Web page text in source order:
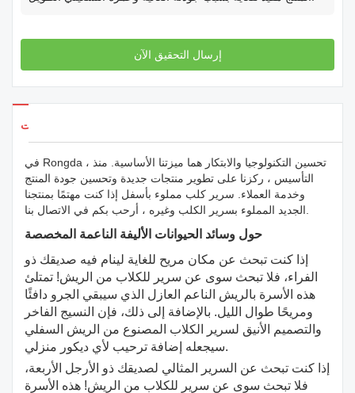
إرسال التحقيق الآن
تفاصيل المنتجات
في Rongda ، تحسين التكنولوجيا والابتكار هما ميزتنا الأساسية. منذ
التأسيس ، ركزنا على تطوير منتجات جديدة وتحسين جودة المنتج
وخدمة العملاء. سرير كلب مملوء بأسفل إذا كنت مهتمًا بمنتجنا
حول وسائد الحيوانات الأليفة الناعمة المخصصة
إذا كنت تبحث عن مكان مريح للغاية لينام فيه صديقك ذو
الفراء، فلا تبحث سوى عن سرير للكلاب من الريش! تمتلئ
هذه الأسرة بالريش الناعم العازل الذي سيبقي الجرو دافئًا
ومريحًا طوال الليل. بالإضافة إلى ذلك، فإن النسيج الفاخر
والتصميم الأنيق لسرير الكلاب المصنوع من الريش السفلي
سيجعله إضافة ترحيب لأي ديكور منزلي.
إذا كنت تبحث عن السرير المثالي لصديقك ذو الأرجل الأربعة،
فلا تبحث سوى عن سرير للكلاب من الريش! هذه الأسرة